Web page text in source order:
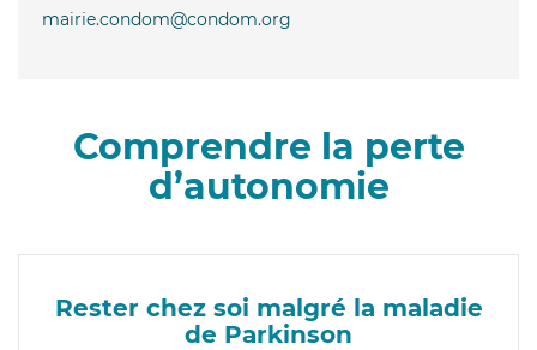
mairie.condom@condom.org
Comprendre la perte
d’autonomie
Rester chez soi malgré la maladie
de Parkinson